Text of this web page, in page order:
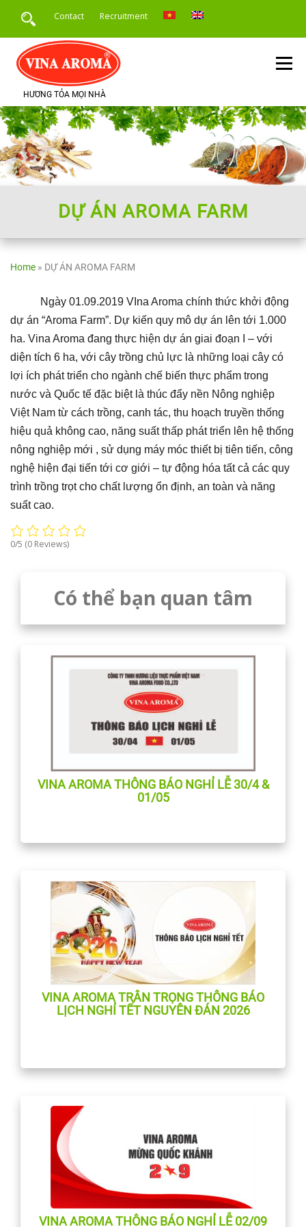
Contact Recruitment
HƯƠNG TỎA MỌI NHÀ
Menu
HOME INTRODUCE PRODUCTS
SERVICE NEWS
DỰ ÁN AROMA FARM
Home » DỰ ÁN AROMA FARM
Ngày 01.09.2019 VIna Aroma chính thức khởi động
dự án “Aroma Farm”. Dự kiến quy mô dự án lên tới 1.000
ha. Vina Aroma đang thực hiện dự án giai đoạn I – với
diện tích 6 ha, với cây trồng chủ lực là những loại cây có
lợi ích phát triển cho ngành chế biến thực phẩm trong
nước và Quốc tế đặc biệt là thúc đẩy nền Nông nghiệp
Việt Nam từ cách trồng, canh tác, thu hoạch truyền thống
hiệu quả không cao, năng suất thấp phát triển lên hệ thống
nông nghiệp mới , sử dụng máy móc thiết bị tiên tiến, công
nghệ hiện đại tiến tới cơ giới – tự động hóa tất cả các quy
trình trồng trọt cho chất lượng ổn định, an toàn và năng
suất cao.
0/5 (0 Reviews)
Có thể bạn quan tâm
VINA AROMA THÔNG BÁO NGHỈ LỄ 30/4 &
01/05
VINA AROMA TRÂN TRỌNG THÔNG BÁO
LỊCH NGHỈ TẾT NGUYÊN ĐÁN 2026
VINA AROMA THÔNG BÁO NGHỈ LỄ 02/09